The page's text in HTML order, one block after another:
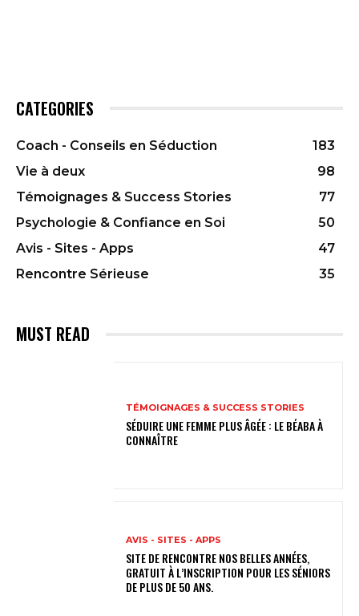
CATEGORIES
Coach - Conseils en Séduction
183
Vie à deux
98
Témoignages & Success Stories
77
Psychologie & Confiance en Soi
50
Avis - Sites - Apps
47
Rencontre Sérieuse
35
MUST READ
TÉMOIGNAGES & SUCCESS STORIES
SÉDUIRE UNE FEMME PLUS ÂGÉE : LE BÉABA À
CONNAÎTRE
AVIS - SITES - APPS
SITE DE RENCONTRE NOS BELLES ANNÉES,
GRATUIT À L’INSCRIPTION POUR LES SÉNIORS
DE PLUS DE 50 ANS.